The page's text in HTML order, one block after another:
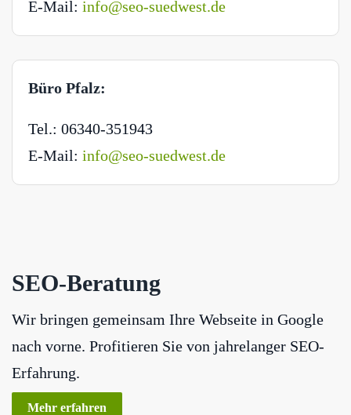
E-Mail: info@seo-suedwest.de
Büro Pfalz:
Tel.: 06340-351943
E-Mail: info@seo-suedwest.de
SEO-Beratung
Wir bringen gemeinsam Ihre Webseite in Google
nach vorne. Profitieren Sie von jahrelanger SEO-
Erfahrung.
Mehr erfahren